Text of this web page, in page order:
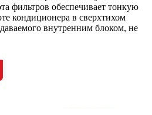
фильтров обеспечивает тонкую
кондиционера в сверхтихом
внутренним блоком, не